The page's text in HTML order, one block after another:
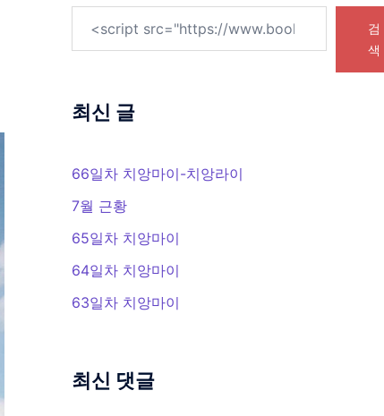
검
색
최신 글
66일차 치앙마이-치앙라이
7월 근황
65일차 치앙마이
64일차 치앙마이
63일차 치앙마이
최신 댓글